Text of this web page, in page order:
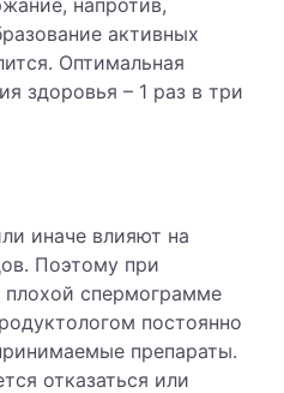
активных
Оптимальная
здоровья – 1 раз в три
иначе влияют на
Поэтому при
плохой спермограмме
постоянно
препараты.
отказаться или